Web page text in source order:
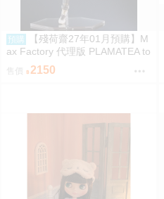
預購
【殘荷齋27年01月預購】M
ax Factory 代理版 PLAMATEA to
ridamono MX醬 組裝模型 0906
售價 2150